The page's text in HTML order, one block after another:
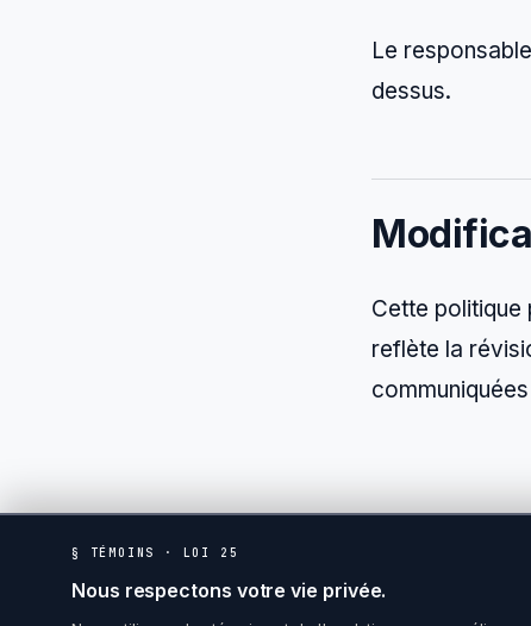
Le
dessus.
Cette politique
reflète la
§ TÉMOINS · LOI 25
Nous respectons votre vie privée.